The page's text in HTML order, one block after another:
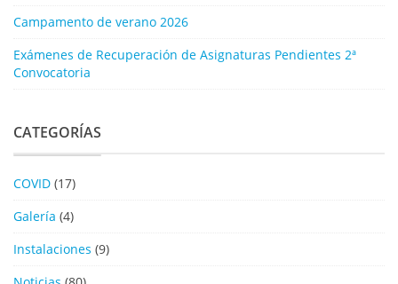
Campamento de verano 2026
Exámenes de Recuperación de Asignaturas Pendientes 2ª
Convocatoria
CATEGORÍAS
COVID (17)
Galería (4)
Instalaciones (9)